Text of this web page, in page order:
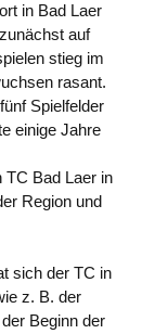
in Bad Laer
auf
stieg im
rasant.
Spielfelder
einige Jahre
TC Bad Laer in
Region und
sich der TC in
z. B. der
Beginn der